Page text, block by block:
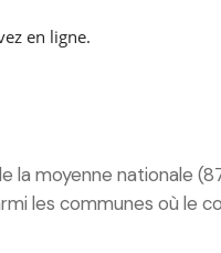
en ligne.
la moyenne nationale
les communes où le